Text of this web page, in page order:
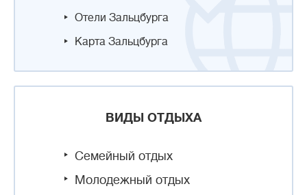
Отели Зальцбурга
Карта Зальцбурга
ВИДЫ ОТДЫХА
Семейный отдых
Молодежный отдых